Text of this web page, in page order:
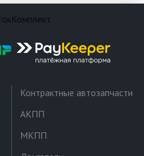
Контрактные автозапчасти
АКПП
МКПП